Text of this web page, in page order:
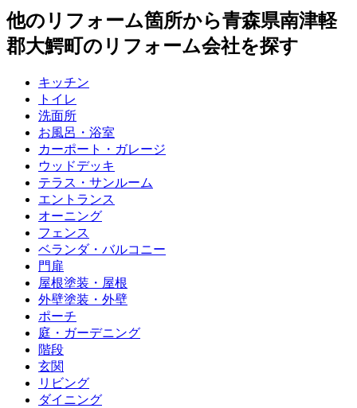
他のリフォーム箇所から青森県南津軽
郡大鰐町 のリフォーム会社を探す
キッチン
トイレ
洗面所
お風呂・浴室
カーポート・ガレージ
ウッドデッキ
テラス・サンルーム
エントランス
オーニング
フェンス
ベランダ・バルコニー
門扉
屋根塗装・屋根
外壁塗装・外壁
ポーチ
庭・ガーデニング
階段
玄関
リビング
ダイニング